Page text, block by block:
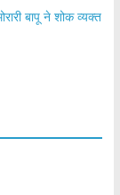
बापू ने शोक व्यक्त